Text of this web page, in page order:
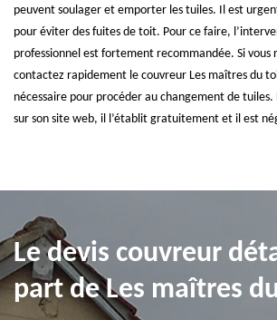
peuvent soulager et emporter les tuiles. Il est
pour éviter des fuites de toit. Pour ce faire,
professionnel est fortement recommandée. Si vous
contactez rapidement le couvreur Les maîtres du
nécessaire pour procéder au changement de
sur son site web, il l’établit gratuitement et il est
Le devis couvreur
part de Les maîtres